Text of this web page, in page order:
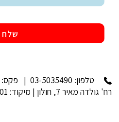
טלפון: 03-5035490
רח' גולדה מאיר 7, חולון | מיקוד: 5839101